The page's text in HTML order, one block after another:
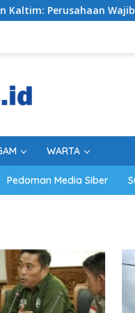
Wajib
WARTA
Pedoman Media Siber